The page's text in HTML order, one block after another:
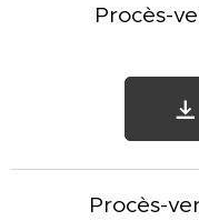
Procès-
Procès-